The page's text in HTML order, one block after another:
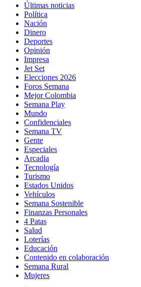
Últimas noticias
Política
Nación
Dinero
Deportes
Opinión
Impresa
Jet Set
Elecciones 2026
Foros Semana
Mejor Colombia
Semana Play
Mundo
Confidenciales
Semana TV
Gente
Especiales
Arcadia
Tecnología
Turismo
Estados Unidos
Vehículos
Semana Sostenible
Finanzas Personales
4 Patas
Salud
Loterías
Educación
Contenido en colaboración
Semana Rural
Mujeres